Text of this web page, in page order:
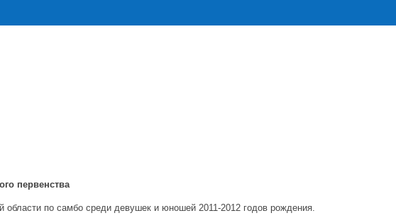
первенства
области по самбо среди девушек и юношей 2011-2012 годов рождения.